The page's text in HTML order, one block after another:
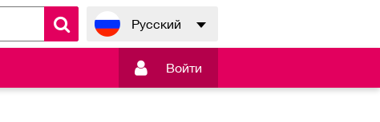
Русский
 Войти